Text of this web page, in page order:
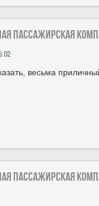
пассажирская
весьма
пассажирская